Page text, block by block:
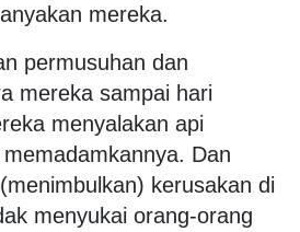
mereka.
permusuhan dan
mereka sampai hari
menyalakan api
Dan
kerusakan di
menyukai orang-orang